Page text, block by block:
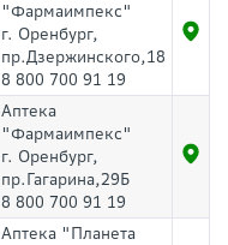
"Фармаимпекс"
г. Оренбург,
пр.Дзержинского,18
8 800 700 91 19
Аптека
"Фармаимпекс"
г. Оренбург,
пр.Гагарина,29Б
8 800 700 91 19
Аптека "Планета